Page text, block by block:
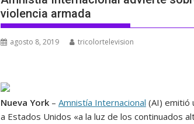
violencia armada
agosto 8, 2019 tricolortelevision
Nueva York– Amnistía Internacional (AI) emitió
a Estados Unidos «a la luz de los continuados